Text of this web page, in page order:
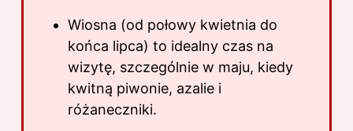
Wiosna (od połowy kwietnia do
końca lipca) to idealny czas na
wizytę, szczególnie w maju, kiedy
kwitną piwonie, azalie i
różaneczniki.